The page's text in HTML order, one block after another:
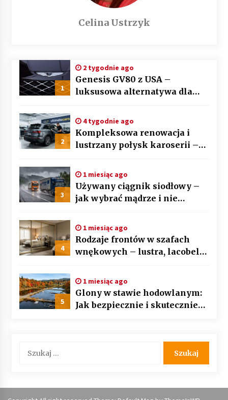
Celina Ustrzyk
1
2 tygodnie ago
Genesis GV80 z USA –
luksusowa alternatywa dla
2
4 tygodnie ago
Kompleksowa renowacja i
lustrzany połysk karoserii –
3
1 miesiąc ago
Używany ciągnik siodłowy –
jak wybrać mądrze i nie
po kroku
4
1 miesiąc ago
Rodzaje frontów w szafach
wnękowych – lustra, lacobel
5
1 miesiąc ago
Glony w stawie hodowlanym:
Jak bezpiecznie i skutecznie